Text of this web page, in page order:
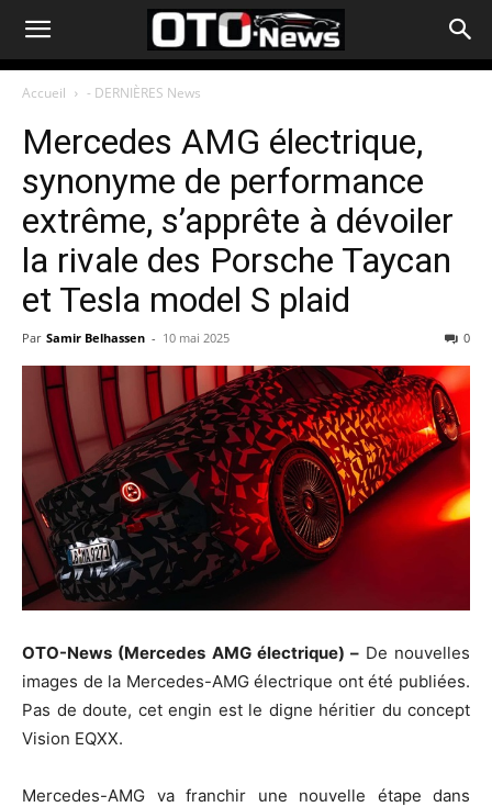
Accueil - DERNIÈRES News
Mercedes AMG électrique,
synonyme de performance
extrême, s’apprête à dévoiler
la rivale des Porsche Taycan
et Tesla model S plaid
Par Samir Belhassen - 10 mai 2025 0
OTO-News (Mercedes AMG électrique) – De nouvelles
images de la Mercedes-AMG électrique ont été publiées.
Pas de doute, cet engin est le digne héritier du concept
Vision EQXX.
Mercedes-AMG va franchir une nouvelle étape dans